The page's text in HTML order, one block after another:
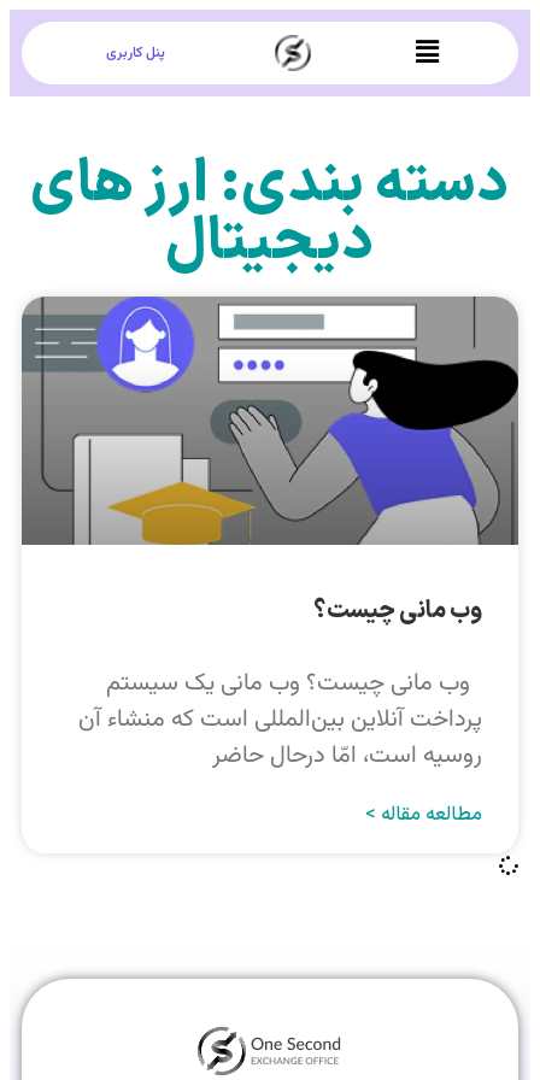
پنل کاربری
دسته بندی: ارز های
دیجیتال
وب مانی چیست؟
وب مانی چیست؟ وب مانی یک سیستم
پرداخت آنلاین بین‌المللی است که منشاء آن
روسیه است، امّا درحال حاضر
مطالعه مقاله >